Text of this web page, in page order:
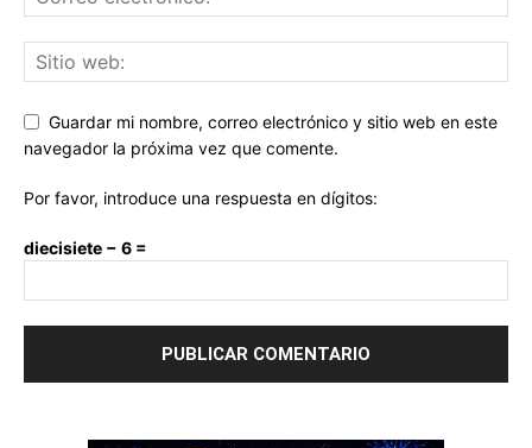
Guardar mi nombre, correo electrónico y sitio web en este
navegador la próxima vez que comente.
Por favor, introduce una respuesta en dígitos:
diecisiete − 6 =